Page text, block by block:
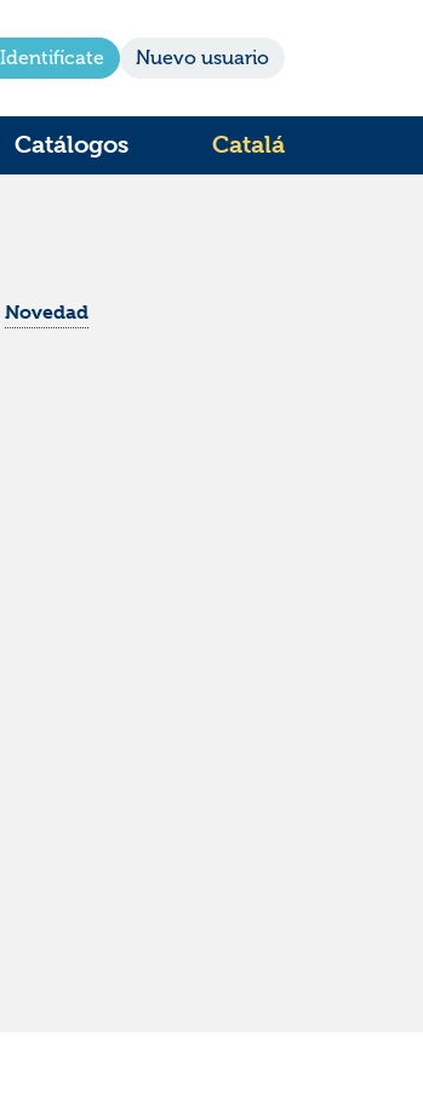
Identifícate Nuevo usuario
Catálogos Catalá
Novedad